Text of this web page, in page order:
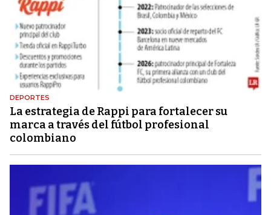
DEPORTES
La estrategia de Rappi para fortalecer su
marca a través del fútbol profesional
colombiano